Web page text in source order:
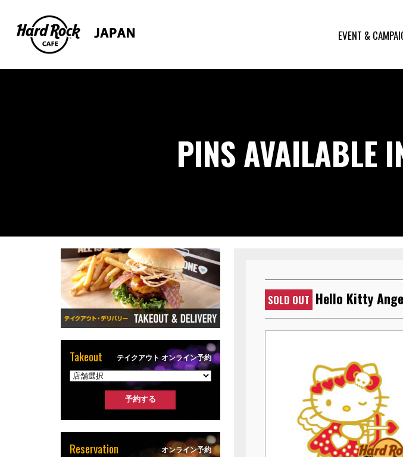
EVENT &
PINS AVAILABLE
SOLD OUT Hello Kitty
Takeout テイクアウト オンライン予約
Reservation オンライン予約